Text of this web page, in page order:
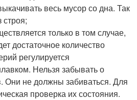
весь мусор со дна. Так
только в том случае,
достаточное количество
регулируется
Нельзя забывать о
Они не должны забиваться. Для
проверка их состояния.